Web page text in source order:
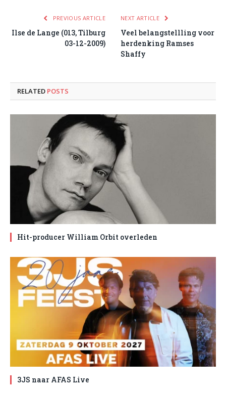
PREVIOUS ARTICLE
Ilse de Lange (013, Tilburg
03-12-2009)
NEXT ARTICLE
Veel belangstellling voor
herdenking Ramses
Shaffy
RELATED POSTS
Hit-producer William Orbit overleden
3JS naar AFAS Live